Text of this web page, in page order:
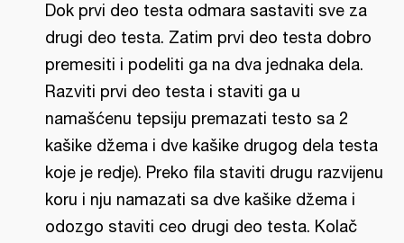
Dok prvi deo testa odmara sastaviti sve za
drugi deo testa. Zatim prvi deo testa dobro
premesiti i podeliti ga na dva jednaka dela.
Razviti prvi deo testa i staviti ga u
namašćenu tepsiju premazati testo sa 2
kašike džema i dve kašike drugog dela testa
koje je redje). Preko fila staviti drugu razvijenu
koru i nju namazati sa dve kašike džema i
odozgo staviti ceo drugi deo testa. Kolač